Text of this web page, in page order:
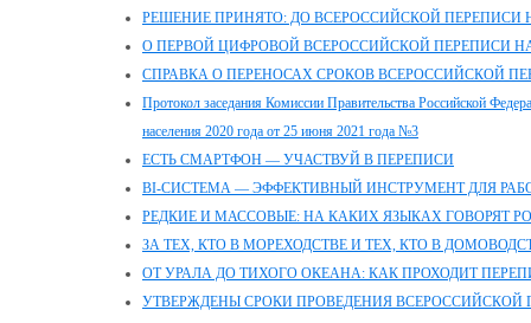
РЕШЕНИЕ ПРИНЯТО: ДО ВСЕРОССИЙСКОЙ ПЕРЕПИСИ
О ПЕРВОЙ ЦИФРОВОЙ ВСЕРОССИЙСКОЙ ПЕРЕПИСИ
СПРАВКА О ПЕРЕНОСАХ СРОКОВ ВСЕРОССИЙСКОЙ
Протокол заседания Комиссии Правительства Российской
населения 2020 года от 25 июня 2021 года №3
ЕСТЬ СМАРТФОН — УЧАСТВУЙ В ПЕРЕПИСИ
BI-СИСТЕМА — ЭФФЕКТИВНЫЙ ИНСТРУМЕНТ ДЛЯ
РЕДКИЕ И МАССОВЫЕ: НА КАКИХ ЯЗЫКАХ ГОВОРЯТ
ЗА ТЕХ, КТО В МОРЕХОДСТВЕ И ТЕХ, КТО В
ОТ УРАЛА ДО ТИХОГО ОКЕАНА: КАК ПРОХОДИТ
УТВЕРЖДЕНЫ СРОКИ ПРОВЕДЕНИЯ ВСЕРОССИЙСКОЙ